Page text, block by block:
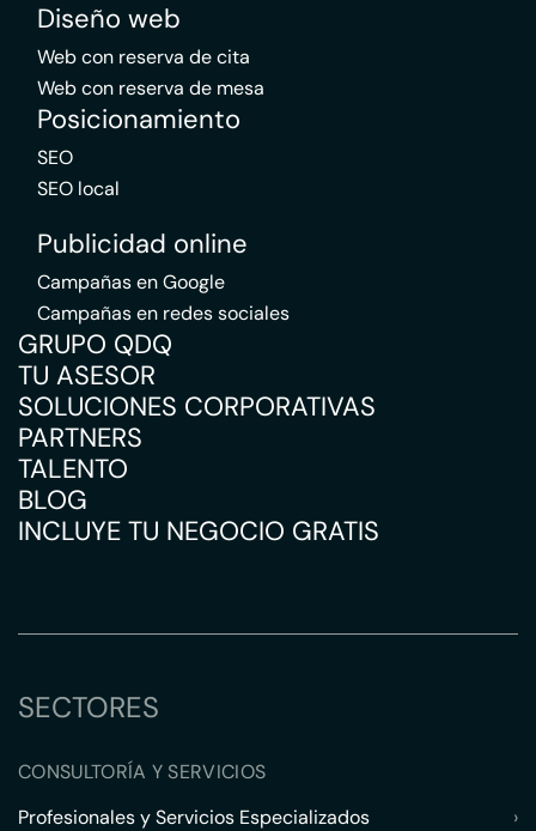
Diseño web
Web con reserva de cita
Web con reserva de mesa
Posicionamiento
SEO
SEO local
Publicidad online
Campañas en Google
Campañas en redes sociales
GRUPO QDQ
TU ASESOR
SOLUCIONES CORPORATIVAS
PARTNERS
TALENTO
BLOG
INCLUYE TU NEGOCIO GRATIS
SECTORES
CONSULTORÍA Y SERVICIOS
Profesionales y Servicios Especializados
›